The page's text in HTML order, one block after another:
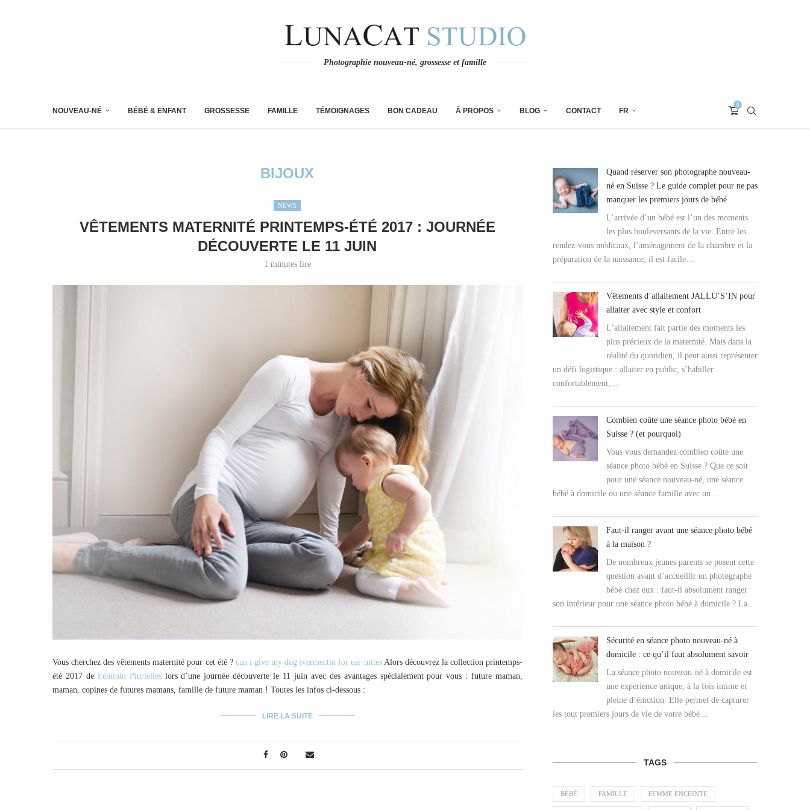
Photographie nouveau-né, grossesse et famille
NOUVEAU-NÉ BÉBÉ & ENFANT GROSSESSE FAMILLE TÉMOIGNAGES BON CADEAU À PROPOS BLOG CONTACT FR
0
BIJOUX
NEWS
VÊTEMENTS MATERNITÉ PRINTEMPS-ÉTÉ 2017 : JOURNÉE
DÉCOUVERTE LE 11 JUIN
1 minutes lire
Vous cherchez des vêtements maternité pour cet été ? can i give my dog ivermectin for ear mitesAlors découvrez la collection printemps-
été 2017 de Féminin Plurielleslors d’une journée découverte le 11 juin avec des avantages spécialement pour vous : future maman,
maman, copines de futures mamans, famille de future maman ! Toutes les infos ci-dessous :
LIRE LA SUITE
Quand réserver son photographe nouveau-
né en Suisse ? Le guide complet pour ne pas
manquer les premiers jours de bébé
L’arrivée d’un bébé est l’un des moments
les plus bouleversants de la vie. Entre les
rendez-vous médicaux, l’aménagement de la chambre et la
préparation de la naissance, il est facile…
Vêtements d’allaitement JALLU’S’IN pour
allaiter avec style et confort
L’allaitement fait partie des moments les
plus précieux de la maternité. Mais dans la
réalité du quotidien, il peut aussi représenter
un défi logistique : allaiter en public, s’habiller
confortablement,…
Combien coûte une séance photo bébé en
Suisse ? (et pourquoi)
Vous vous demandez combien coûte une
séance photo bébé en Suisse ? Que ce soit
pour une séance nouveau-né, une séance
bébé à domicile ou une séance famille avec un…
Faut-il ranger avant une séance photo bébé
à la maison ?
De nombreux jeunes parents se posent cette
question avant d’accueillir un photographe
bébé chez eux : faut-il absolument ranger
son intérieur pour une séance photo bébé à domicile ? La…
Sécurité en séance photo nouveau-né à
domicile : ce qu’il faut absolument savoir
La séance photo nouveau-né à domicile est
une expérience unique, à la fois intime et
pleine d’émotion. Elle permet de capturer
les tout premiers jours de vie de votre bébé…
TAGS
BÉBÉ FAMILLE FEMME ENCEINTE